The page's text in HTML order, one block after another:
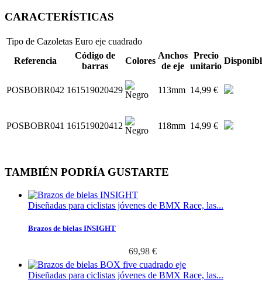
CARACTERÍSTICAS
Tipo de Cazoletas Euro eje cuadrado
Referencia
Código de
barras
Colores
Anchos
de eje
Precio
unitario
POSBOBR042 161519020429 113mm 14,99 €
POSBOBR041 161519020412 118mm 14,99 €
TAMBIÉN PODRÍA GUSTARTE
Diseñadas para ciclistas jóvenes de BMX Race, las...
Brazos de bielas INSIGHT
69,98 €
Diseñadas para ciclistas jóvenes de BMX Race, las...